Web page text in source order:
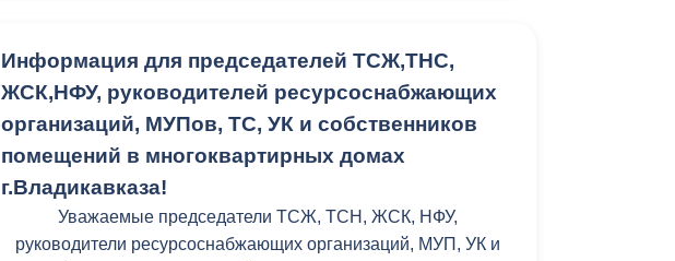
Информация для председателей ТСЖ,ТНС,
ЖСК,НФУ, руководителей ресурсоснабжающих
организаций, МУПов, ТС, УК и собственников
помещений в многоквартирных домах
г.Владикавказа!
Уважаемые председатели ТСЖ, ТСН, ЖСК, НФУ,
руководители ресурсоснабжающих организаций, МУП, УК и